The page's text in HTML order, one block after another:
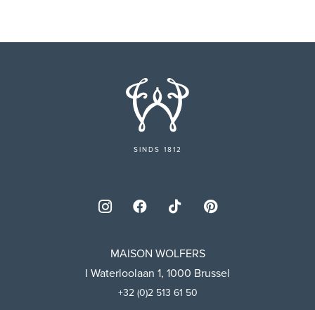
SINDS 1812
MAISON WOLFERS
I Waterloolaan 1, 1000 Brussel
+32 (0)2 513 61 50